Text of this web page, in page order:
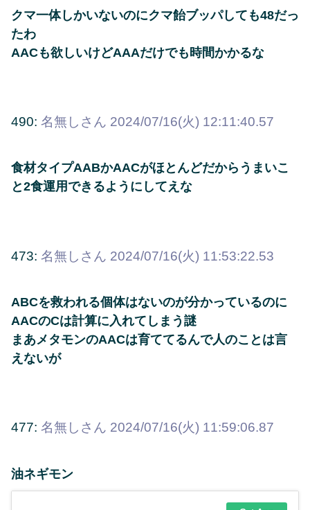
クマ一体しかいないのにクマ飴ブッパしても48だっ
たわ
AACも欲しいけどAAAだけでも時間かかるな
490: 名無しさん 2024/07/16(火) 12:11:40.57
食材タイプAABかAACがほとんどだからうまいこ
と2食運用できるようにしてえな
473: 名無しさん 2024/07/16(火) 11:53:22.53
ABCを救われる個体はないのが分かっているのに
AACのCは計算に入れてしまう謎
まあメタモンのAACは育ててるんで人のことは言
えないが
477: 名無しさん 2024/07/16(火) 11:59:06.87
油ネギモン